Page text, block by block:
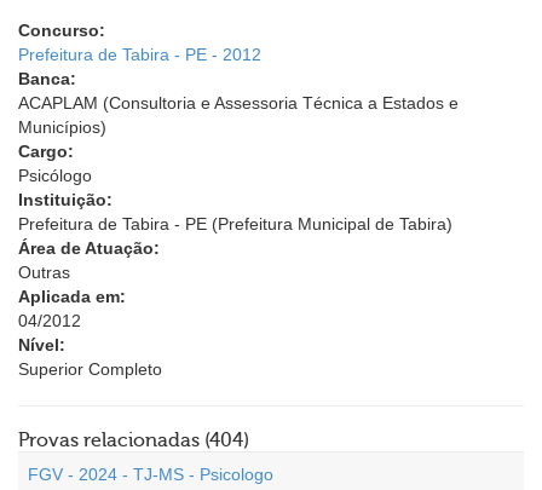
Concurso:
Prefeitura de Tabira - PE - 2012
Banca:
ACAPLAM (Consultoria e Assessoria Técnica a Estados e
Municípios)
Cargo:
Psicólogo
Instituição:
Prefeitura de Tabira - PE (Prefeitura Municipal de Tabira)
Área de Atuação:
Outras
Aplicada em:
04/2012
Nível:
Superior Completo
Provas relacionadas (404)
FGV - 2024 - TJ-MS - Psicologo